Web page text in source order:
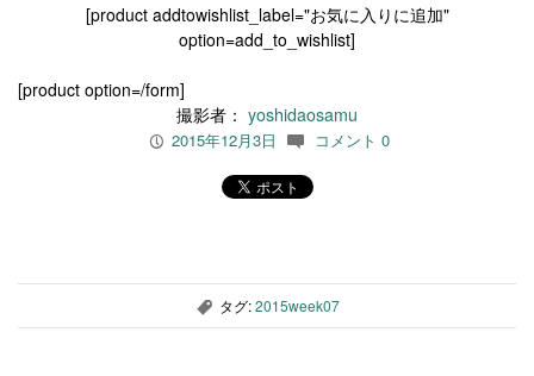
[product addtowishlist_label="お気に入りに追加"
option=add_to_wishlist]
[product option=/form]
撮影者： yoshidaosamu
P 2015年12月3日 c コメント 0
, タグ:2015week07